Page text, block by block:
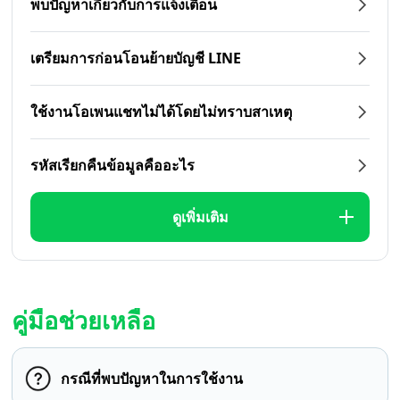
พบปัญหาเกี่ยวกับการแจ้งเตือน
เตรียมการก่อนโอนย้ายบัญชี LINE
ใช้งานโอเพนแชทไม่ได้โดยไม่ทราบสาเหตุ
รหัสเรียกคืนข้อมูลคืออะไร
ดูเพิ่มเติม
คู่มือช่วยเหลือ
กรณีที่พบปัญหาในการใช้งาน